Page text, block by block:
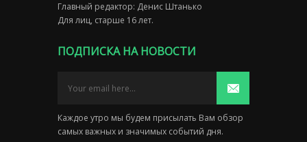
Главный редактор: Денис Штанько
Для лиц, старше 16 лет.
ПОДПИСКА НА НОВОСТИ
Каждое утро мы будем присылать Вам обзор
самых важных и значимых событий дня.